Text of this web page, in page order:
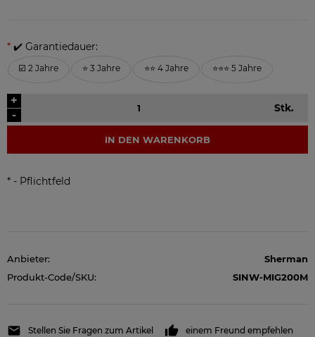
* ✔️ Garantiedauer:
☑️ 2 Jahre ⭐ 3 Jahre ⭐⭐ 4 Jahre ⭐⭐⭐ 5 Jahre
-
+
Stk.
IN DEN WARENKORB
* - Pflichtfeld
Anbieter:
Sherman
Produkt-Code/SKU:
SINW-MIG200M
Stellen Sie Fragen zum Artikel einem Freund empfehlen